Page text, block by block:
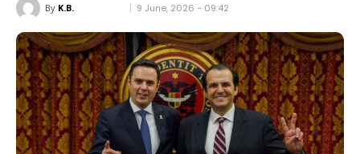
By K.B. 9 June, 2026 - 09:42